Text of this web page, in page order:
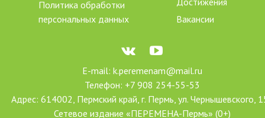
Политика обработки
персональных данных
Вакансии
E-mail: k.peremenam@mail.ru
Телефон: +7 908 254-55-53
Адрес: 614002, Пермский край, г. Пермь, ул. Чернышевского,
Сетевое издание «ПЕРЕМЕНА-Пермь» (0+)